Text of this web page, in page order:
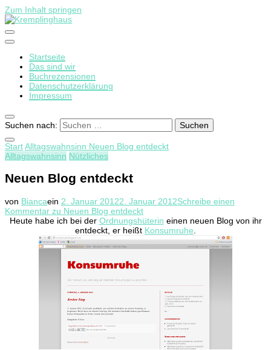
Zum Inhalt springen
Kremplinghaus
Startseite
Das sind wir
Buchrezensionen
Datenschutzerklärung
Impressum
Suchen nach:
StartAlltagswahnsinn Neuen Blog entdeckt
Alltagswahnsinn Nützliches
Neuen Blog entdeckt
von Biancaein 2. Januar 20122. Januar 2012Schreibe einen
Kommentar zu Neuen Blog entdeckt
Heute habe ich bei der Ordnungshüterin einen neuen Blog von ihr
entdeckt, er heißt Konsumruhe